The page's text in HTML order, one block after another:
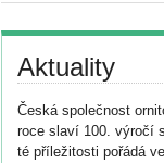
Aktuality
Česká společnost
roce slaví 100. výročí
té příležitosti pořádá